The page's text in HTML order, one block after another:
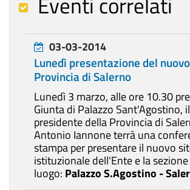
03-03-2014
Lunedì presentazione del
Provincia di Salerno
Lunedì 3 marzo, alle ore 10.30
Giunta di Palazzo Sant'Agostino, il
presidente della Provincia di
Antonio Iannone terrà una
stampa per presentare il nuovo
istituzionale dell'Ente e la
luogo: Palazzo S.Agostino -